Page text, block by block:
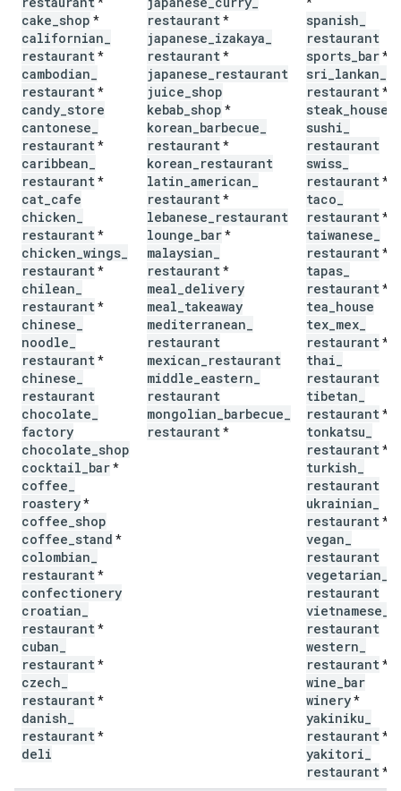
cake shop *
californian
restaurant*
cambodian
restaurant*
candy store
cantonese
restaurant*
caribbean
restaurant*
cat cafe
chicken
restaurant*
chicken wings
restaurant*
chilean
restaurant*
chinese
noodle
restaurant*
chinese
restaurant
chocolate
factory
chocolate shop
cocktail bar*
coffee
roastery*
coffee shop
coffee stand *
colombian
restaurant*
confectionery
croatian
restaurant*
cuban
restaurant*
czech
restaurant*
danish
restaurant*
deli
restaurant*
japanese izakaya
restaurant*
japanese restaurant
juice shop
kebab shop *
korean barbecue
restaurant*
korean restaurant
latin american
restaurant*
lebanese restaurant
lounge bar*
malaysian
restaurant*
meal delivery
meal takeaway
mediterranean
restaurant
mexican restaurant
middle eastern
restaurant
mongolian barbecue
restaurant*
spanish
restaurant
sports bar*
sri lankan
restaurant*
steak house
sushi
restaurant
swiss
restaurant*
taco
restaurant*
taiwanese
restaurant*
tapas
restaurant*
tea house
tex mex
restaurant*
thai
restaurant
tibetan
restaurant*
tonkatsu
restaurant*
turkish
restaurant
ukrainian
restaurant*
vegan
restaurant
vegetarian
restaurant
vietnamese
restaurant
western
restaurant*
wine bar
winery*
yakiniku
restaurant*
yakitori
restaurant*